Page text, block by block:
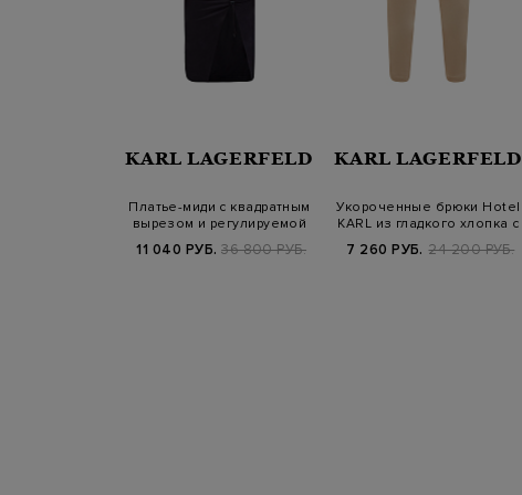
KARL LAGERFELD
Платье-миди с квадратным
вырезом и регулируемой
11 040 РУБ. 36 800 РУБ.
KARL LAGERFELD
Укороченные брюки Hotel
KARL из гладкого хлопка с
7 260 РУБ. 24 200 РУБ.